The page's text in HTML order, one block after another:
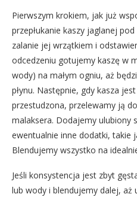
Pierwszym krokiem, jak już
przepłukanie kaszy jaglanej
zalanie jej wrzątkiem i
odcedzeniu gotujemy kaszę w
wody) na małym ogniu, aż
płynu. Następnie, gdy kasza
przestudzona, przelewamy ją
malaksera. Dodajemy ulubiony
ewentualnie inne dodatki, takie
Blendujemy wszystko na
Jeśli konsystencja jest zbyt
lub wody i blendujemy dalej, aż